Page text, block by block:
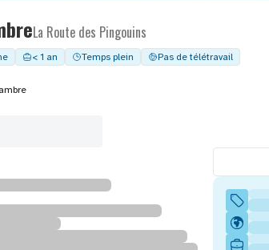
La Route des Pingouins
< 1 an Temps plein Pas de télétravail